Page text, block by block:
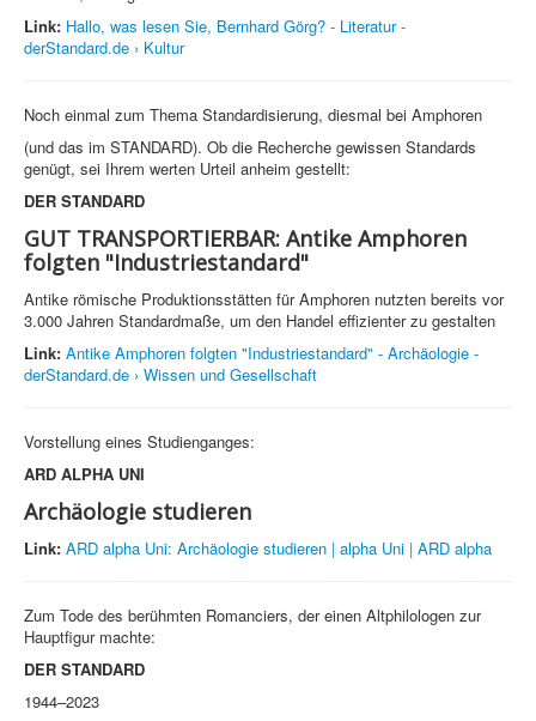
Link: Hallo, was lesen Sie, Bernhard Görg? - Literatur -
derStandard.de › Kultur
Noch einmal zum Thema Standardisierung, diesmal bei Amphoren
(und das im STANDARD). Ob die Recherche gewissen Standards
genügt, sei Ihrem werten Urteil anheim gestellt:
DER STANDARD
GUT TRANSPORTIERBAR: Antike Amphoren
folgten "Industriestandard"
Antike römische Produktionsstätten für Amphoren nutzten bereits vor
3.000 Jahren Standardmaße, um den Handel effizienter zu gestalten
Link: Antike Amphoren folgten "Industriestandard" - Archäologie -
derStandard.de › Wissen und Gesellschaft
Vorstellung eines Studienganges:
ARD ALPHA UNI
Archäologie studieren
Link: ARD alpha Uni: Archäologie studieren | alpha Uni | ARD alpha
Zum Tode des berühmten Romanciers, der einen Altphilologen zur
Hauptfigur machte:
DER STANDARD
1944–2023